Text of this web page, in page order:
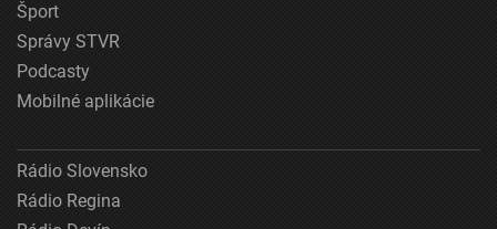
Šport
Správy STVR
Podcasty
Mobilné aplikácie
Rádio Slovensko
Rádio Regina